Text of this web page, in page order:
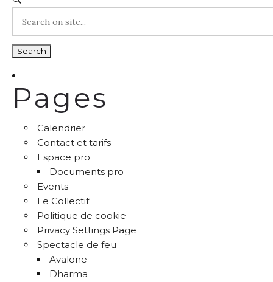
Pages
Calendrier
Contact et tarifs
Espace pro
Documents pro
Events
Le Collectif
Politique de cookie
Privacy Settings Page
Spectacle de feu
Avalone
Dharma